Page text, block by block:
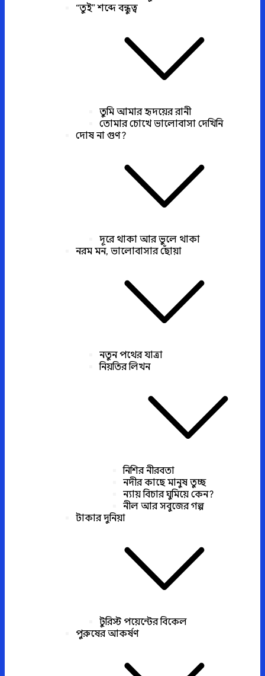
“তুই” শব্দে বন্ধুত্ব
তুমি আমার হৃদয়ের রানী
তোমার চোখে ভালোবাসা দেখিনি
দোষ না গুণ?
দূরে থাকা আর ভুলে থাকা
নরম মন, ভালোবাসার ছোঁয়া
নতুন পথের যাত্রা
নিয়তির লিখন
নিশির নীরবতা
নদীর কাছে মানুষ তুচ্ছ
ন্যায় বিচার ঘুমিয়ে কেন?
নীল আর সবুজের গল্প
টাকার দুনিয়া
টুরিস্ট পয়েন্টের বিকেল
পুরুষের আকর্ষণ